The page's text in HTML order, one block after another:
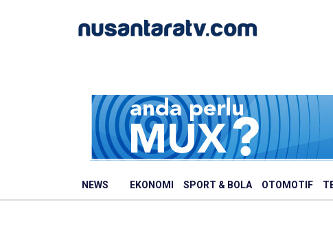
NEWS EKONOMI SPORT & BOLA OTOMOTIF